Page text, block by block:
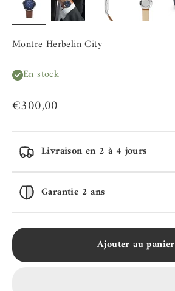
Montre Herbelin City
En stock
Prix de vente
€300,00
Livraison en 2 à 4 jours
Garantie 2 ans
Ajouter au panier